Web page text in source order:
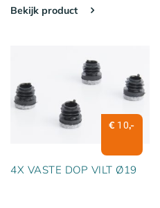
Bekijk product
€ 10,-
4X VASTE DOP VILT Ø19